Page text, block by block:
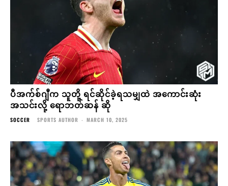
ပီအက်စ်ဂျီက သူတို့ ရင်ဆိုင်ခဲ့ရသမျှထဲ အကောင်းဆုံး
အသင်းလို့ ရောဘတ်ဆန် ဆို
SOCCER SPORTS AUTHOR - MARCH 10, 2025